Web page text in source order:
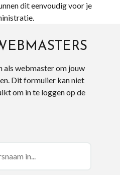
dit eenvoudig voor je
webmaster om jouw
Dit formulier kan niet
om in te loggen op de